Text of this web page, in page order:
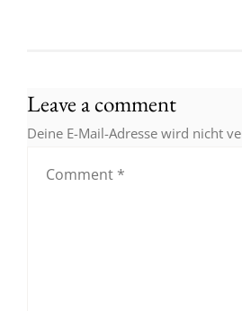
Leave a comment
Deine E-Mail-Adresse wird nicht